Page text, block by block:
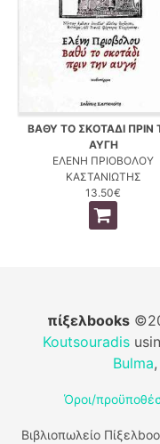
ΒΑΘΥ ΤΟ ΣΚΟΤΑΔΙ ΠΡΙΝ
ΑΥΓΗ
ΕΛΕΝΗ ΠΡΙΟΒΟΛΟΥ
ΚΑΣΤΑΝΙΩΤΗΣ
13.50€
πίξελbooks
Koutsouradis
Bulma
Όροι/
Βιβλιοπωλείο